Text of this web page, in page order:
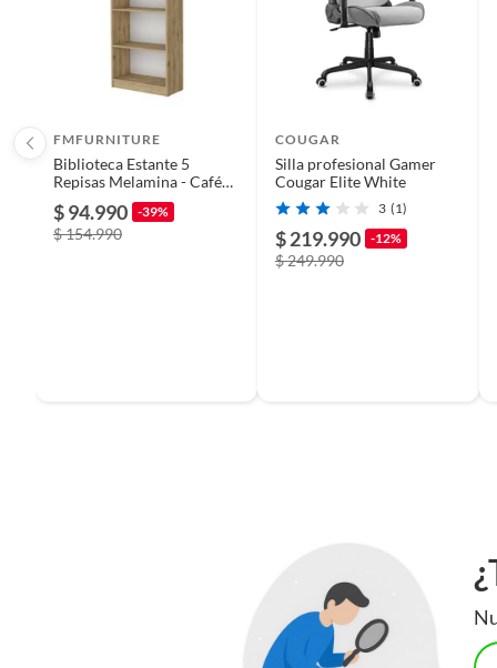
Tipo
Ancho
FMFURNITURE
Biblioteca Estante 5
Repisas Melamina - Café
Claro 180.6x62.8x29 cm
$ 94.990 -39%
$ 154.990
COUGAR
Silla profesional Gamer
Cougar Elite White
3 (1)
$ 219.990 -12%
$ 249.990